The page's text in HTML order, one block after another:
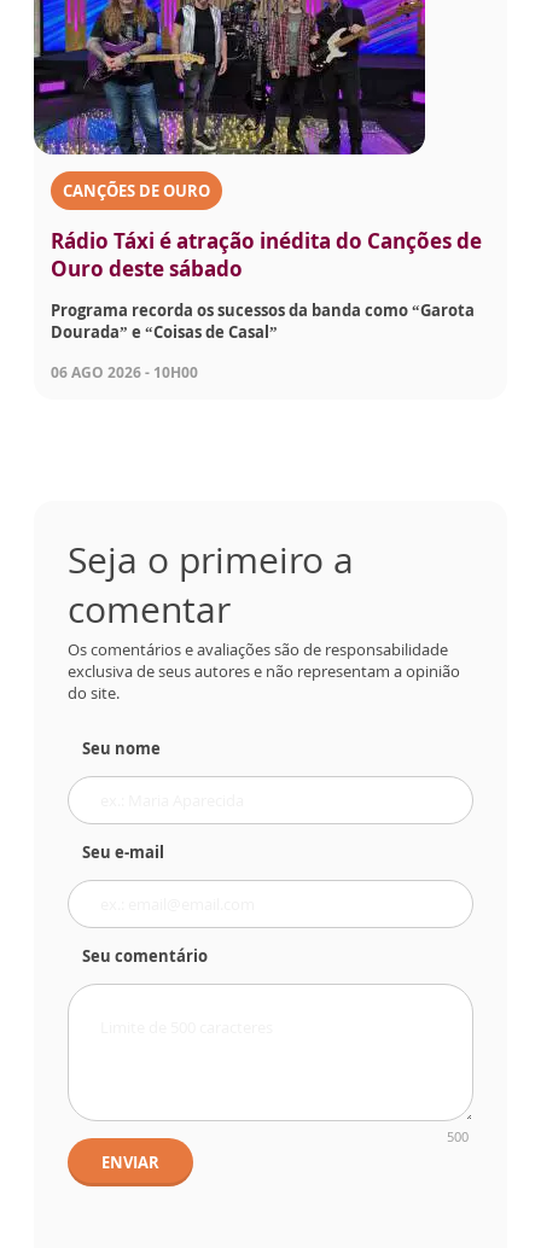
CANÇÕES DE OURO
Rádio Táxi é atração inédita do Canções de
Ouro deste sábado
Programa recorda os sucessos da banda como “Garota
Dourada” e “Coisas de Casal”
06 AGO 2026 - 10H00
Seja o primeiro a
comentar
Os comentários e avaliações são de responsabilidade
exclusiva de seus autores e não representam a opinião
do site.
Seu nome
Seu e-mail
Seu comentário
500
ENVIAR